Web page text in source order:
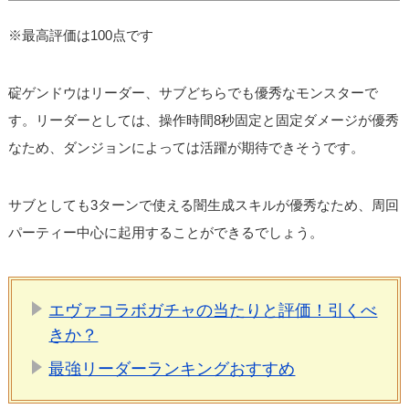
※最高評価は100点です
碇ゲンドウはリーダー、サブどちらでも優秀なモンスターで
す。リーダーとしては、操作時間8秒固定と固定ダメージが優秀
なため、ダンジョンによっては活躍が期待できそうです。
サブとしても3ターンで使える闇生成スキルが優秀なため、周回
パーティー中心に起用することができるでしょう。
エヴァコラボガチャの当たりと評価！引くべ
きか？
最強リーダーランキングおすすめ